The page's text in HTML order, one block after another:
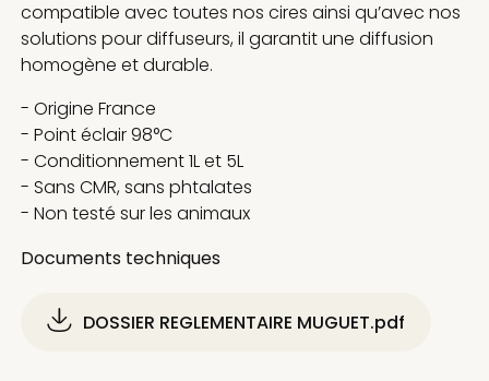
compatible avec toutes nos cires ainsi qu’avec nos
solutions pour diffuseurs, il garantit une diffusion
homogène et durable.
- Origine France
- Point éclair 98°C
- Conditionnement 1L et 5L
- Sans CMR, sans phtalates
- Non testé sur les animaux
Documents techniques
DOSSIER REGLEMENTAIRE MUGUET.pdf